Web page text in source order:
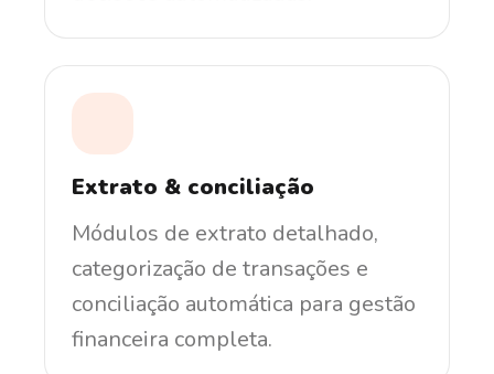
Extrato & conciliação
Módulos de extrato detalhado,
categorização de transações e
conciliação automática para gestão
financeira completa.